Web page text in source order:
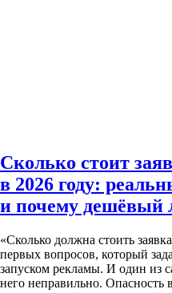
Сколько стоит
в 2026 году:
и почему дешёвый
«Сколько должна стоить
первых вопросов, который
запуском рекламы. И один из
него неправильно. Опасность